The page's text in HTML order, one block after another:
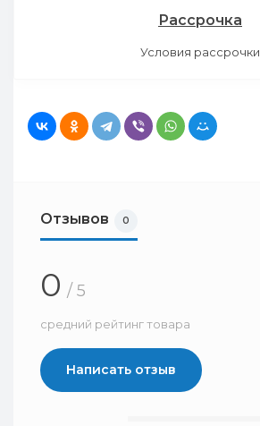
Рассрочка
Условия рассрочки
Отзывов 0
0 / 5
средний рейтинг товара
Написать отзыв